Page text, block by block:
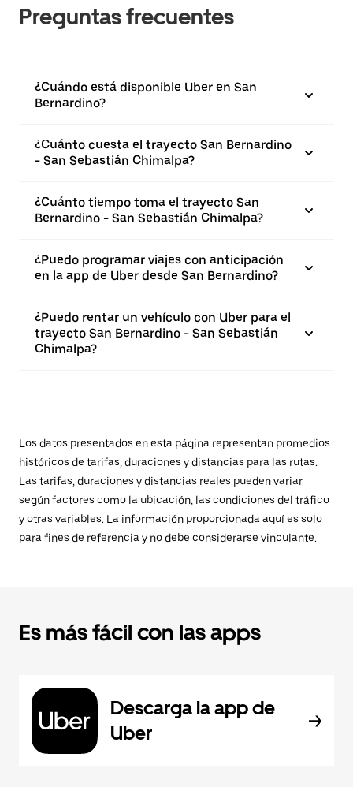
Preguntas frecuentes
¿Cuándo está disponible Uber en San
Bernardino?
¿Cuánto cuesta el trayecto San Bernardino
- San Sebastián Chimalpa?
¿Cuánto tiempo toma el trayecto San
Bernardino - San Sebastián Chimalpa?
¿Puedo programar viajes con anticipación
en la app de Uber desde San Bernardino?
¿Puedo rentar un vehículo con Uber para el
trayecto San Bernardino - San Sebastián
Chimalpa?
Los datos presentados en esta página representan promedios
históricos de tarifas, duraciones y distancias para las rutas.
Las tarifas, duraciones y distancias reales pueden variar
según factores como la ubicación, las condiciones del tráfico
y otras variables. La información proporcionada aquí es solo
para fines de referencia y no debe considerarse vinculante.
Es más fácil con las apps
Descarga la app de
Uber